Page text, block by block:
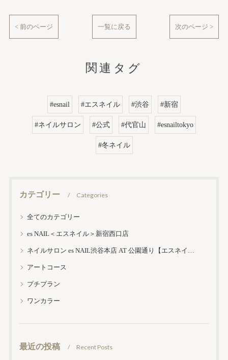
< 前のページ 一覧に戻る 次のページ >
関連タグ
#esnail #エスネイル #渋谷 #新宿
#ネイルサロン #公式 #代官山 #esnailtokyo
#冬ネイル
カテゴリー Categories
全てのカテゴリー
es NAIL＜エスネイル＞新宿西口店
ネイルサロン es NAIL渋谷本店 AT 公園通り【エスネイル渋谷本店】
アートコース
プチプラン
ワンカラー
最近の投稿 Recent Posts